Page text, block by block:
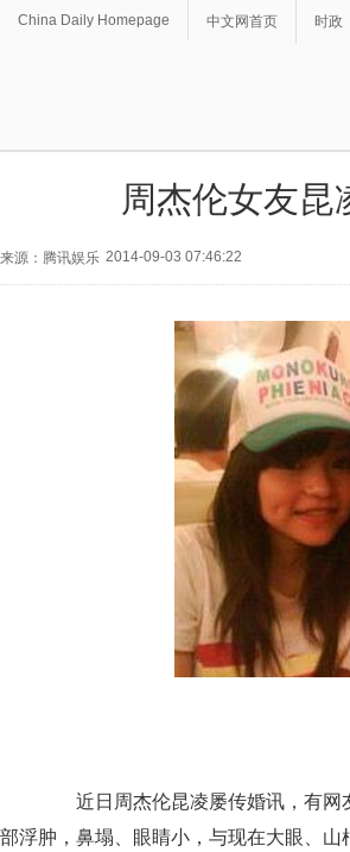
China Daily Homepage 中文网首页 时政
周杰伦女友昆
来源：腾讯娱乐 2014-09-03 07:46:22
近日周杰伦昆凌屡传婚讯，有网
部浮肿，鼻塌、眼睛小，与现在大眼、